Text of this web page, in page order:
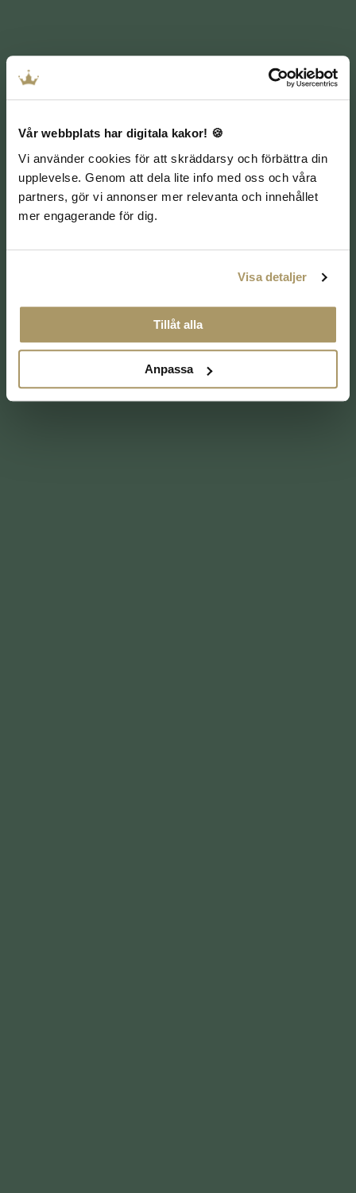
Vår webbplats har digitala kakor! 🍪
Vi använder cookies för att skräddarsy och förbättra din
upplevelse. Genom att dela lite info med oss och våra
partners, gör vi annonser mer relevanta och innehållet
mer engagerande för dig.
Visa detaljer
Tillåt alla
Anpassa
rumsnummer bodde ni i?
(Obligatoriskt)